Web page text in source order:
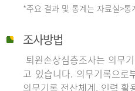
*주요 결과 및 통계는 자료실>
조사방법
퇴원손상심층조사는 의무
고 있습니다. 의무기록으로
의무기록 전산체계, 인력